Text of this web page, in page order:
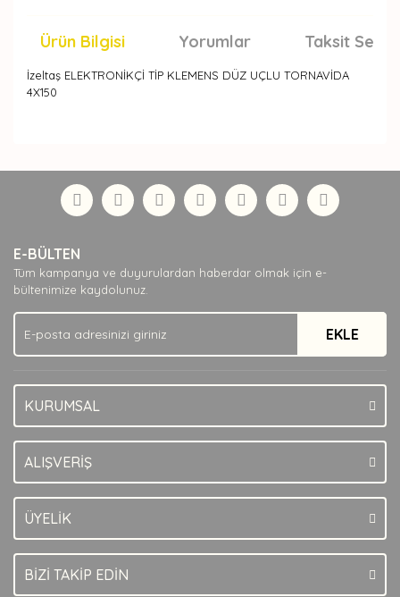
Ürün Bilgisi Yorumlar Taksit
İzeltaş ELEKTRONİKÇİ TİP KLEMENS DÜZ UÇLU TORNAVİDA
4X150
Yorum Yaz
formunu kullanarak tarafımıza iletebilirsiniz.
Görüş ve önerileriniz için teşekkür ederiz.
Ürün açıklamasında eksik bilgiler bulunuyor.
Ürün bilgilerinde hatalar bulunuyor.
Ürün fiyatı diğer sitelerden daha pahalı.
Bu ürüne benzer farklı alternatifler olmalı.
E-BÜLTEN
Tüm kampanya ve duyurulardan haberdar olmak için e-
bültenimize kaydolunuz.
EKLE
KURUMSAL
ALIŞVERİŞ
ÜYELİK
BİZİ TAKİP EDİN